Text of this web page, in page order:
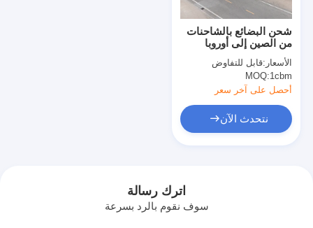
شحن البضائع بالشاحنات
من الصين إلى أوروبا
DDP وكيل الشحن
الأسعار:قابل للتفاوض
MOQ:1cbm
أحصل على آخر سعر
نتحدث الآن
اترك رسالة
سوف نقوم بالرد بسرعة